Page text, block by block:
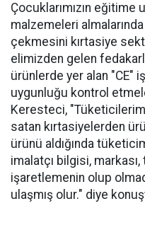
Çocuklarımızın eğitime
malzemeleri
çekmesini kırtasiye
elimizden gelen
ürünlerde yer alan "CE"
uygunluğu kontrol
Keresteci,
satan kırtasiyelerden
ürünü aldığında
imalatçı bilgisi,
işaretlemenin olup
ulaşmış olur." diye